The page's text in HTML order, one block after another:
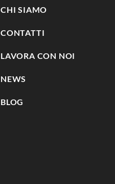
CHI SIAMO
CONTATTI
LAVORA CON NOI
NEWS
BLOG